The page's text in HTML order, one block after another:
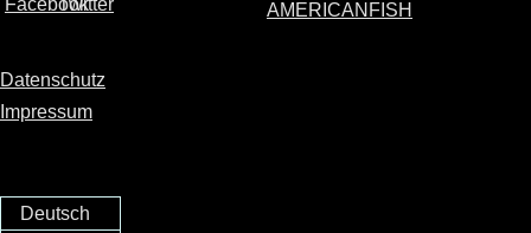
AMERICANFISH
Datenschutz
Impressum
Deutsch